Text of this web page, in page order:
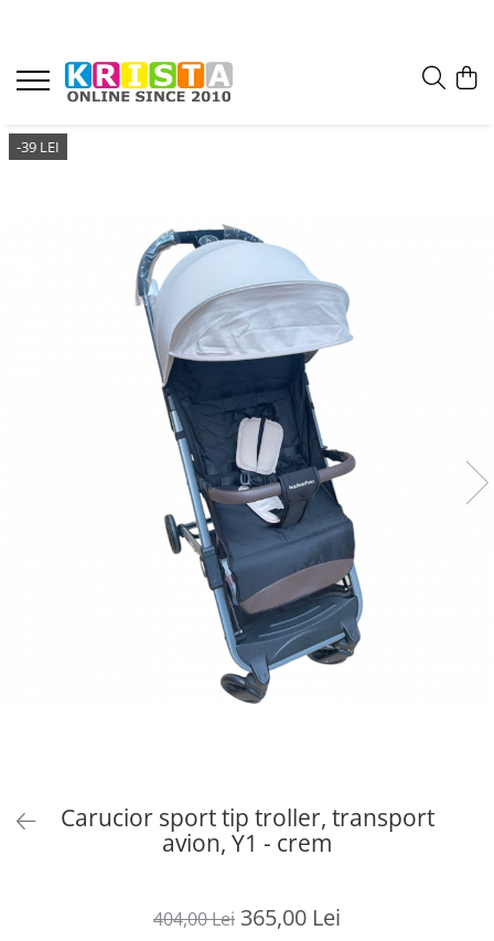
-39 LEI
Carucior sport tip troller, transport
avion, Y1 - crem
404,00 Lei 365,00 Lei